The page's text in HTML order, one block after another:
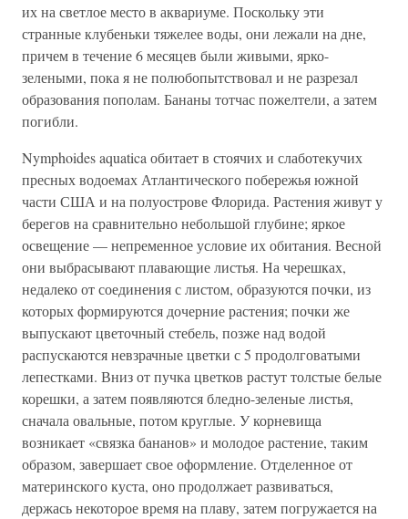
их на светлое место в аквариуме. Поскольку эти
странные клубеньки тяжелее воды, они лежали на дне,
причем в течение 6 месяцев были живыми, ярко-
зелеными, пока я не полюбопытствовал и не разрезал
образования пополам. Бананы тотчас пожелтели, а затем
погибли.
Nymphoides aquatica обитает в стоячих и слаботекучих
пресных водоемах Атлантического побережья южной
части США и на полуострове Флорида. Растения живут у
берегов на сравнительно небольшой глубине; яркое
освещение — непременное условие их обитания. Весной
они выбрасывают плавающие листья. На черешках,
недалеко от соединения с листом, образуются почки, из
которых формируются дочерние растения; почки же
выпускают цветочный стебель, позже над водой
распускаются невзрачные цветки с 5 продолговатыми
лепестками. Вниз от пучка цветков растут толстые белые
корешки, а затем появляются бледно-зеленые листья,
сначала овальные, потом круглые. У корневища
возникает «связка бананов» и молодое растение, таким
образом, завершает свое оформление. Отделенное от
материнского куста, оно продолжает развиваться,
держась некоторое время на плаву, затем погружается на